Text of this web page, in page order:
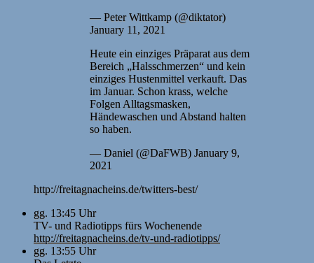
— Peter Wittkamp (@diktator)
January 11, 2021
Heute ein einziges Präparat aus dem
Bereich „Halsschmerzen“ und kein
einziges Hustenmittel verkauft. Das
im Januar. Schon krass, welche
Folgen Alltagsmasken,
Händewaschen und Abstand halten
so haben.
— Daniel (@DaFWB) January 9,
2021
http://freitagnacheins.de/twitters-best/
gg. 13:45 Uhr
TV- und Radiotipps fürs Wochenende
http://freitagnacheins.de/tv-und-radiotipps/
gg. 13:55 Uhr